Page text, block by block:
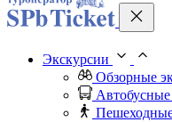
Экскурсии
Обзорные
Автобусные